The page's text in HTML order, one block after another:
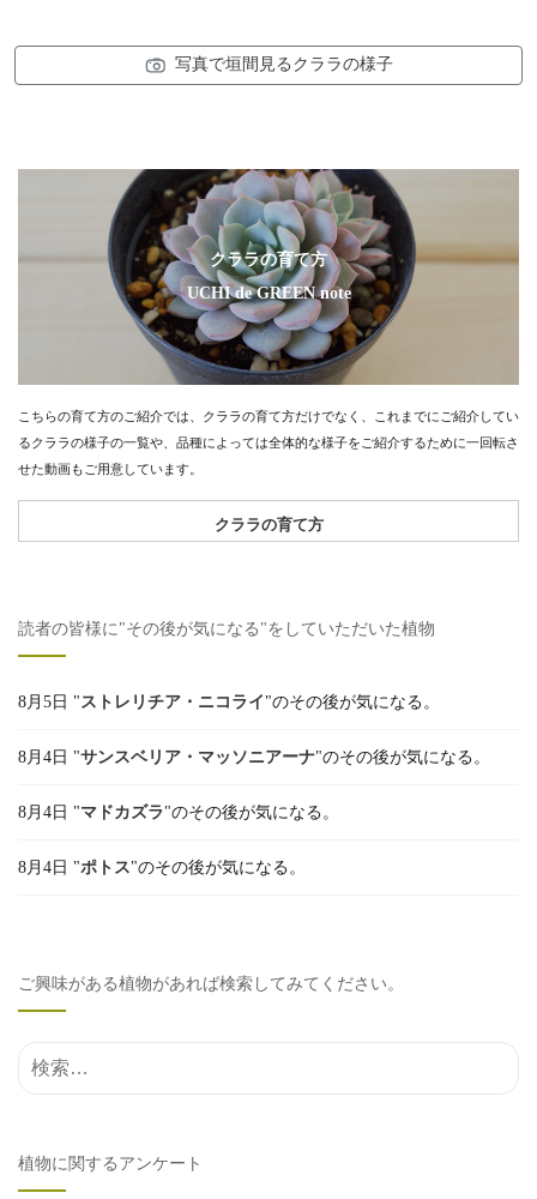
写真で垣間見るクララの様子
クララの育て方
UCHI de GREEN note
こちらの育て方のご紹介では、クララの育て方だけでなく、これまでにご紹介してい
るクララの様子の一覧や、品種によっては全体的な様子をご紹介するために一回転さ
せた動画もご用意しています。
クララの育て方
読者の皆様に"その後が気になる"をしていただいた植物
8月5日 "ストレリチア・ニコライ "のその後が気になる。
8月4日 "サンスベリア・マッソニアーナ"のその後が気になる。
8月4日 "マドカズラ "のその後が気になる。
8月4日 "ポトス"のその後が気になる。
ご興味がある植物があれば検索してみてください。
検索結果:
植物に関するアンケート